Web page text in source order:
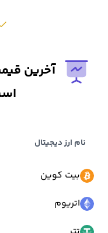
توجه این صرافی است.
همچنین اوکی اکسچنج نیز
است.
خوشبختانه ثبت نام در
آخرین
نام ارز دیجیتال
بیت کوین
اتریوم